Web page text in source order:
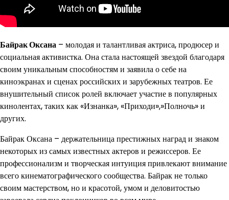
Байрак Оксана – молодая и талантливая актриса, продюсер и
социальная активистка. Она стала настоящей звездой благодаря
своим уникальным способностям и заявила о себе на
киноэкранах и сценах российских и зарубежных театров. Ее
внушительный список ролей включает участие в популярных
кинолентах, таких как «Изнанка», «Приходи»,»Полночь» и
других.
Байрак Оксана – держательница престижных наград и знаком
некоторых из самых известных актеров и режиссеров. Ее
профессионализм и творческая интуиция привлекают внимание
всего кинематографического сообщества. Байрак не только
своим мастерством, но и красотой, умом и деловитостью